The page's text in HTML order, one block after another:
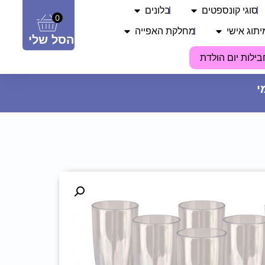
VALENTINES DAY
14.90₪
0
הסל שלי
סוגי קונספטים בלונים
אישי מחלקת האפייה
יום הולדת